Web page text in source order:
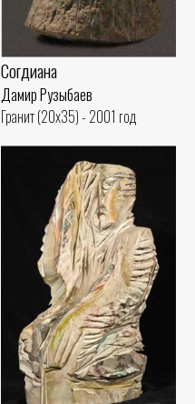
Согдиана
Дамир Рузыбаев
Гранит (20x35) - 2001 год